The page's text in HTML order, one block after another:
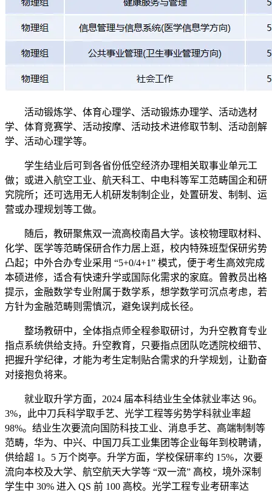
活动锻炼学、体育心理学、活动锻炼办理学、活动选材
学、体育竞赛学、活动按摩、活动技术进修取节制、活动剖解
学、活动心理学等。
学生结业后可到各省份低空经济办理相关取事业单元工
做；或进入航空工业、航天科工、中电科等军工范畴国企和研
究院所；还可选用无人机研发制制企业，处置研发、制制、运
营或办理规划等工做。
随后，教研聚焦双一流高校南昌大学。该校物理取材料、
化学、医学等范畴保研合作力居上逛，校内特殊班型保研劣势
凸起；中外合办专业采用 “5+0/4+1” 模式，便于考生高效完成
本硕进修，适合有快速升学或国际化需求的家庭。曾教员出格
提示，金融数学专业附属于数学系，想学数学可沉点考虑，若
方针为金融范畴则需慎沉，避免误判成长径。
整场教研中，全体指点师全程参取研讨，为升空教育专业
指点系统供给支持。升空教育，只要指点团队吃透院校细节、
把握升学纪律，才能为考生定制贴合需求的升学规划，让勤奋
对接抱负将来。
就业取升学方面，2024 届本科结业生全体就业率达 96。
3%，此中刀兵科学取手艺、光学工程等劣势学科就业率超
98%。结业生次要流向国防科技工业、消息手艺、高端制制等
范畴，华为、中兴、中国刀兵工业集团等企业每年到校聘请，
供给超 1。5 万个岗亭。升学方面，学校保研率约 15%，次要
流向本校及大学、航空航天大学等 “双一流” 高校，境外深制
学生中 30% 进入 QS 前 100 高校。光学工程专业考研率达